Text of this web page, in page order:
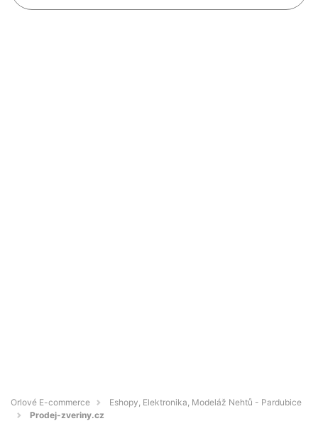
Orlové E-commerce
Eshopy, Elektronika, Modeláž Nehtů - Pardubice
Prodej-zveriny.cz